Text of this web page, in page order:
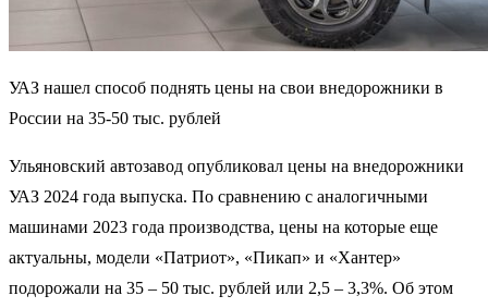
УАЗ нашел способ поднять цены на свои внедорожники в
России на 35-50 тыс. рублей
Ульяновский автозавод опубликовал цены на внедорожники
УАЗ 2024 года выпуска. По сравнению с аналогичными
машинами 2023 года производства, цены на которые еще
актуальны, модели «Патриот», «Пикап» и «Хантер»
подорожали на 35 – 50 тыс. рублей или 2,5 – 3,3%. Об этом